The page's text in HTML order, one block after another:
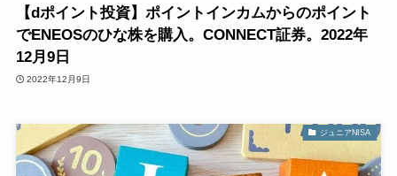
【dポイント投資】ポイントインカムからのポイント
でENEOSのひな株を購入。CONNECT証券。2022年
12月9日
2022年12月9日
ジュニアNISA